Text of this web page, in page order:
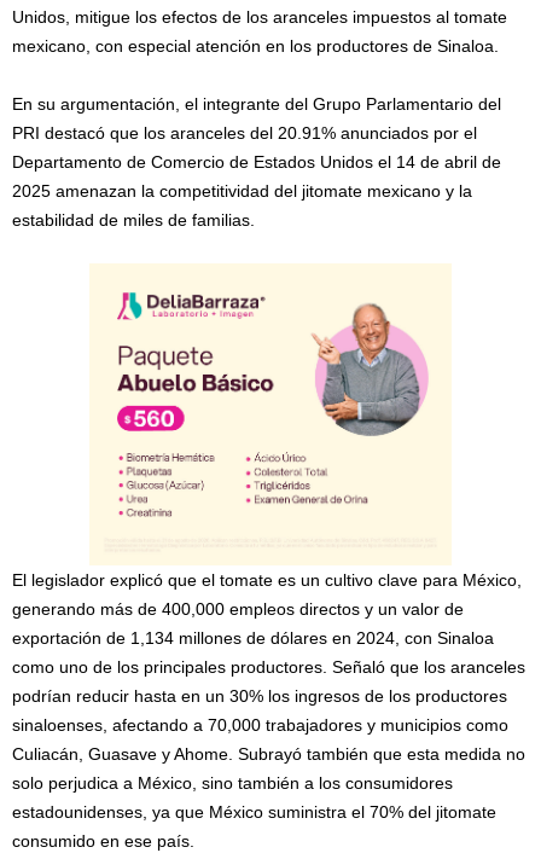
Unidos, mitigue los efectos de los aranceles impuestos al tomate
mexicano, con especial atención en los productores de Sinaloa.
En su argumentación, el integrante del Grupo Parlamentario del
PRI destacó que los aranceles del 20.91% anunciados por el
Departamento de Comercio de Estados Unidos el 14 de abril de
2025 amenazan la competitividad del jitomate mexicano y la
estabilidad de miles de familias.
El legislador explicó que el tomate es un cultivo clave para México,
generando más de 400,000 empleos directos y un valor de
exportación de 1,134 millones de dólares en 2024, con Sinaloa
como uno de los principales productores. Señaló que los aranceles
podrían reducir hasta en un 30% los ingresos de los productores
sinaloenses, afectando a 70,000 trabajadores y municipios como
Culiacán, Guasave y Ahome. Subrayó también que esta medida no
solo perjudica a México, sino también a los consumidores
estadounidenses, ya que México suministra el 70% del jitomate
consumido en ese país.